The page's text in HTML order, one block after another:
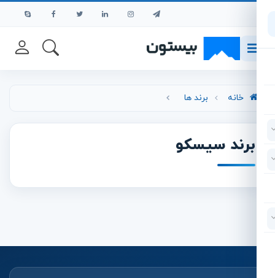
خانه برند ها
برند سیسکو